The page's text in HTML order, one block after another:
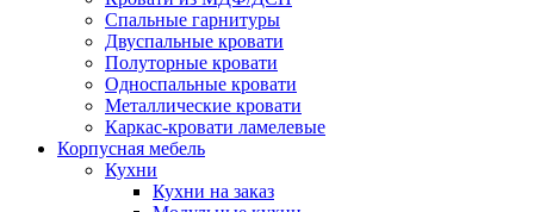
Спальные гарнитуры
Двуспальные кровати
Полуторные кровати
Односпальные кровати
Металлические кровати
Каркас-кровати ламелевые
Корпусная мебель
Кухни
Кухни на заказ